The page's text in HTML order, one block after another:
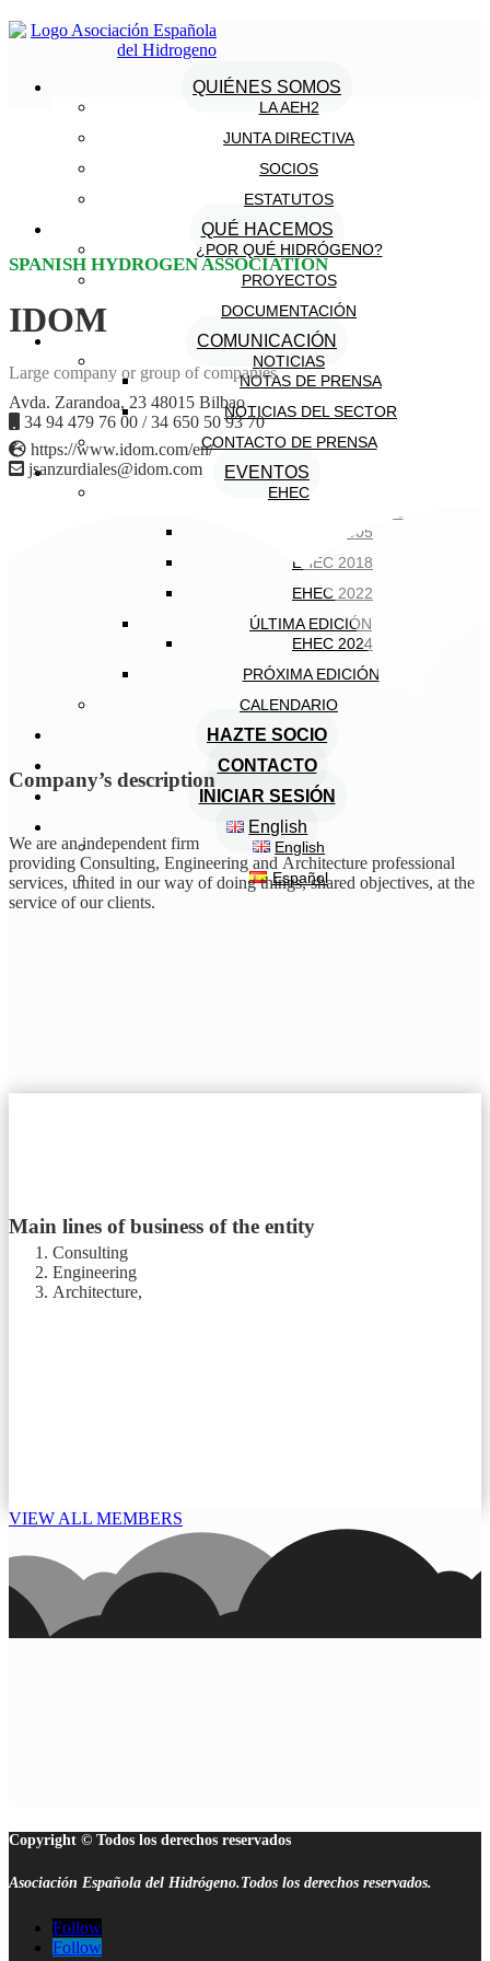
QUIÉNES SOMOS
LA AEH2
JUNTA DIRECTIVA
SOCIOS
ESTATUTOS
QUÉ HACEMOS
¿POR QUÉ HIDRÓGENO?
PROYECTOS
DOCUMENTACIÓN
COMUNICACIÓN
NOTICIAS
NOTAS DE PRENSA
NOTICIAS DEL SECTOR
CONTACTO DE PRENSA
EVENTOS
EHEC
EHEC 2005
EHEC 2018
EHEC 2022
ÚLTIMA EDICIÓN
EHEC 2024
PRÓXIMA EDICIÓN
CALENDARIO
HAZTE SOCIO
CONTACTO
INICIAR SESIÓN
English
English
Español
SPANISH HYDROGEN ASSOCIATION
IDOM
Large company or group of companies
Avda. Zarandoa, 23 48015 Bilbao
34 94 479 76 00 / 34 650 50 93 70
https://www.idom.com/en/
jsanzurdiales@idom.com
Company’s description
We are an independent firm
providing Consulting, Engineering and Architecture professional
services, united in our way of doing things, shared objectives, at the
service of our clients.
Main lines of business of the entity
Consulting
Engineering
Architecture,
VIEW ALL MEMBERS
Copyright © Todos los derechos reservados
Asociación Española del Hidrógeno.Todos los derechos reservados.
Follow
Follow